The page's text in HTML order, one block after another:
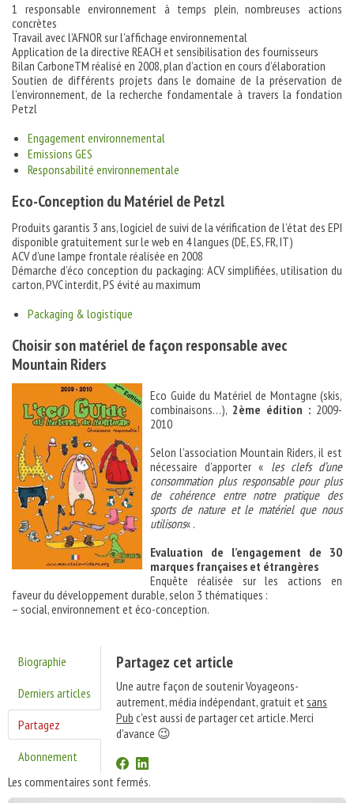
1 responsable environnement à temps plein, nombreuses actions
concrètes
Travail avec l’AFNOR sur l’affichage environnemental
Application de la directive REACH et sensibilisation des fournisseurs
Bilan CarboneTM réalisé en 2008, plan d’action en cours d’élaboration
Soutien de différents projets dans le domaine de la préservation de
l’environnement, de la recherche fondamentale à travers la fondation
Petzl
Engagement environnemental
Emissions GES
Responsabilité environnementale
Eco-Conception du Matériel de Petzl
Produits garantis 3 ans, logiciel de suivi de la vérification de l’état des EPI
disponible gratuitement sur le web en 4 langues (DE, ES, FR, IT)
ACV d’une lampe frontale réalisée en 2008
Démarche d’éco conception du packaging: ACV simplifiées, utilisation du
carton, PVC interdit, PS évité au maximum
Packaging & logistique
Choisir son matériel de façon responsable avec
Mountain Riders
Eco Guide du Matériel de Montagne (skis,
combinaisons…), 2ème édition : 2009-
2010
Selon l’association Mountain Riders, il est
nécessaire d’apporter « les clefs d’une
consommation plus responsable pour plus
de cohérence entre notre pratique des
sports de nature et le matériel que nous
utilisons« .
Evaluation de l’engagement de 30
marques françaises et étrangères
Enquête réalisée sur les actions en
faveur du développement durable, selon 3 thématiques :
– social, environnement et éco-conception.
Biographie
Derniers articles
Partagez
Abonnement
Partagez cet article
Une autre façon de soutenir Voyageons-
autrement, média indépendant, gratuit etsans
Pub c'est aussi de partager cet article. Merci
d'avance 😉
Les commentaires sont fermés.